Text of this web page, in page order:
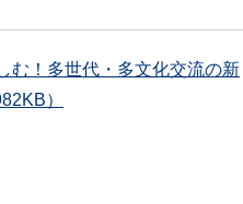
む！多世代・多文化交流の新
）